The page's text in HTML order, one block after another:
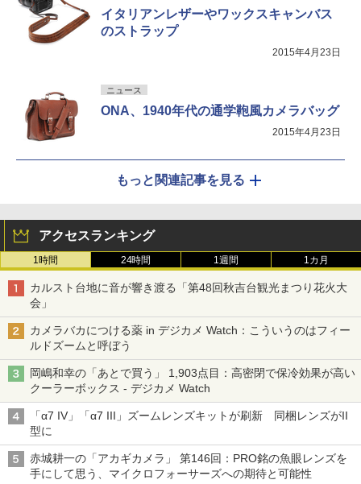
イタリアンレザーやワックスキャンバス
のストラップ
2015年4月23日
ニュース
ONA、1940年代の通学鞄風カメラバッグ
2015年4月23日
もっと関連記事を見る
アクセスランキング
1時間 24時間 1週間 1カ月
カルスト台地に音が響き渡る「第48回秋吉台観光まつり花火大
会」
カメラバカにつける薬 in デジカメ Watch：こういうのはフィー
ルドズームと呼ぼう
岡嶋和幸の「あとで買う」 1,903点目：高密閉で保冷効果が高い
クーラーボックス - デジカメ Watch
「α7 IV」「α7 III」ズームレンズキットが刷新 同梱レンズがII
型に
赤城耕一の「アカギカメラ」 第146回：PRO銘の魚眼レンズを
手にして思う、マイクロフォーサーズへの期待と可能性